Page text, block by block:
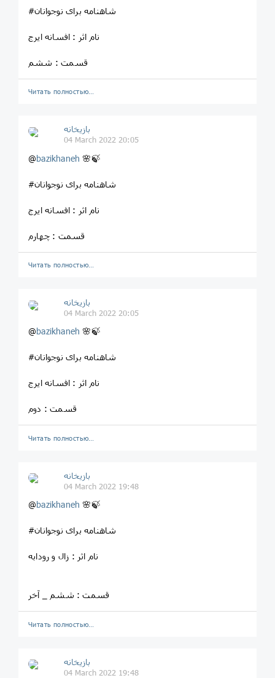
#شاهنامه برای نوجوانان
نام اثر : افسانه ایرج
قسمت : ششم
Читать полностью…
بازیخانه
04 March 2022 20:05
@bazikhaneh 🌸🍃
#شاهنامه برای نوجوانان
نام اثر : افسانه ایرج
قسمت : چهارم
Читать полностью…
بازیخانه
04 March 2022 20:05
@bazikhaneh 🌸🍃
#شاهنامه برای نوجوانان
نام اثر : افسانه ایرج
قسمت : دوم
Читать полностью…
بازیخانه
04 March 2022 19:48
@bazikhaneh 🌸🍃
#شاهنامه برای نوجوانان
نام اثر : زال و رودابه
قسمت : ششم _ آخر
Читать полностью…
بازیخانه
04 March 2022 19:48